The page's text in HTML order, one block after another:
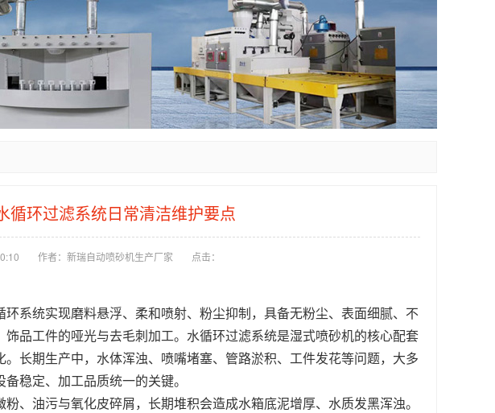
循环过滤系统日常清洁维护要点
作者：新瑞自动喷砂机生产厂家 点击：
系统实现磨料悬浮、柔和喷射、粉尘抑制，具备无粉尘、表面细腻、不
品工件的哑光与去毛刺加工。水循环过滤系统是湿式喷砂机的核心配套
长期生产中，水体浑浊、喷嘴堵塞、管路淤积、工件发花等问题，大多
稳定、加工品质统一的关键。
、油污与氧化皮碎屑，长期堆积会造成水箱底泥增厚、水质发黑浑浊。